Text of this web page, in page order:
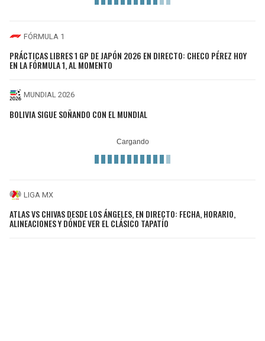
FÓRMULA 1
PRÁCTICAS LIBRES 1 GP DE JAPÓN 2026 EN DIRECTO: CHECO PÉREZ HOY
EN LA FÓRMULA 1, AL MOMENTO
MUNDIAL 2026
BOLIVIA SIGUE SOÑANDO CON EL MUNDIAL
LIGA MX
ATLAS VS CHIVAS DESDE LOS ÁNGELES, EN DIRECTO: FECHA, HORARIO,
ALINEACIONES Y DÓNDE VER EL CLÁSICO TAPATÍO